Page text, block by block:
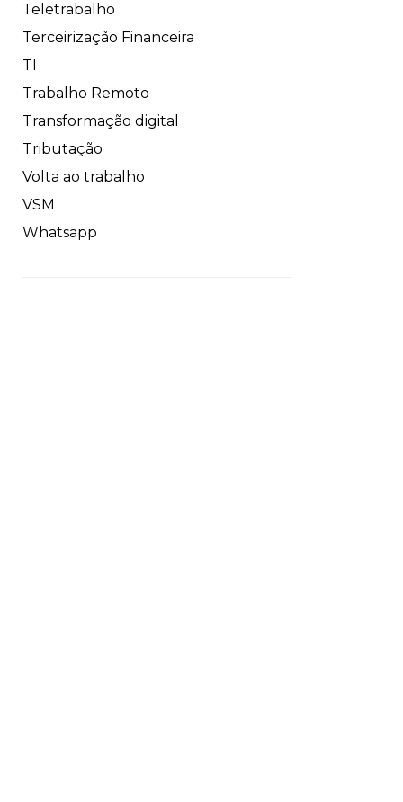
Teletrabalho
Terceirização Financeira
TI
Trabalho Remoto
Transformação digital
Tributação
Volta ao trabalho
VSM
Whatsapp